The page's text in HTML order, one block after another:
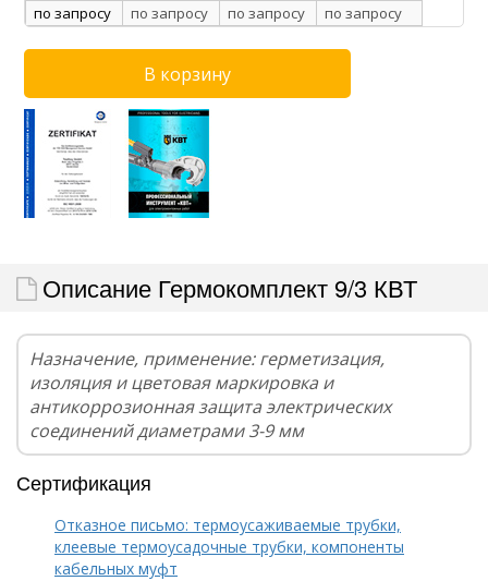
по запросу
по запросу по запросу по запросу
Описание Гермокомплект 9/3 КВТ
Назначение, применение: герметизация,
изоляция и цветовая маркировка и
антикоррозионная защита электрических
соединений диаметрами 3-9 мм
Сертификация
Отказное письмо: термоусаживаемые трубки,
клеевые термоусадочные трубки, компоненты
кабельных муфт